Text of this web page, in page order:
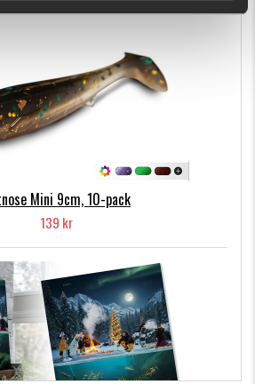
in Kiwi Bite, Fire Craw, Motoroil,
Arkansas Shiner. Design by Björn
out.
Mini 9cm, 10-pack
139 kr